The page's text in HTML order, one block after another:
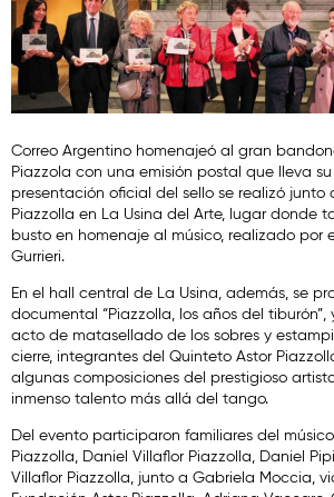
Correo Argentino homenajeó al gran
Piazzola con una emisión postal que lleva
presentación oficial del sello se realizó junto
Piazzolla en La Usina del Arte, lugar donde
busto en homenaje al músico, realizado por
Gurrieri.
En el hall central de La Usina, además, se
documental “Piazzolla, los años del tiburón”,
acto de matasellado de los sobres y
cierre, integrantes del Quinteto Astor
algunas composiciones del prestigioso
inmenso talento más allá del tango.
Del evento participaron familiares del
Piazzolla, Daniel Villaflor Piazzolla, Daniel
Villaflor Piazzolla, junto a Gabriela Moccia,